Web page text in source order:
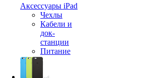
Аксессуары iPad
Чехлы
Кабели и
док-
станции
Питание